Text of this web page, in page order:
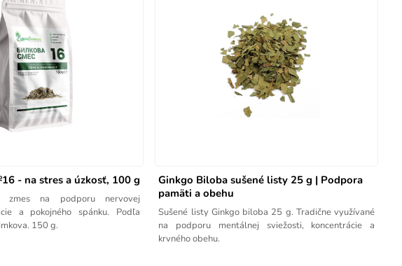
- na stres a úzkosť, 100 g
zmes na podporu nervovej
a pokojného spánku. Podľa
150 g.
Ginkgo Biloba sušené listy 25 g | Podpora
pamäti a obehu
Sušené listy Ginkgo biloba 25 g. Tradične využívané
na podporu mentálnej sviežosti, koncentrácie a
krvného obehu.